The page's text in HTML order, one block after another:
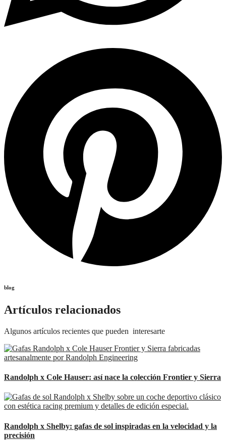
blog
Artículos relacionados
Algunos artículos recientes que pueden interesarte
Randolph x Cole Hauser: así nace la colección Frontier y Sierra
Randolph x Shelby: gafas de sol inspiradas en la velocidad y la
precisión